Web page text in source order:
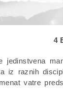
4
jedinstvena
iz raznih
vatre